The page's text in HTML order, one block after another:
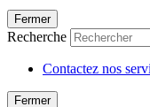
Fermer
Recherche
Contactez nos
Fermer